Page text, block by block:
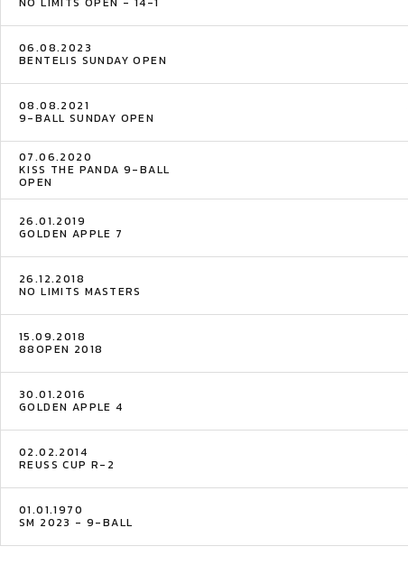
06.08.2023
BENTELIS SUNDAY OPEN
08.08.2021
9-BALL SUNDAY OPEN
07.06.2020
KISS THE PANDA 9-BALL
OPEN
26.01.2019
GOLDEN APPLE 7
26.12.2018
NO LIMITS MASTERS
15.09.2018
88OPEN 2018
30.01.2016
GOLDEN APPLE 4
02.02.2014
REUSS CUP R-2
01.01.1970
SM 2023 - 9-BALL